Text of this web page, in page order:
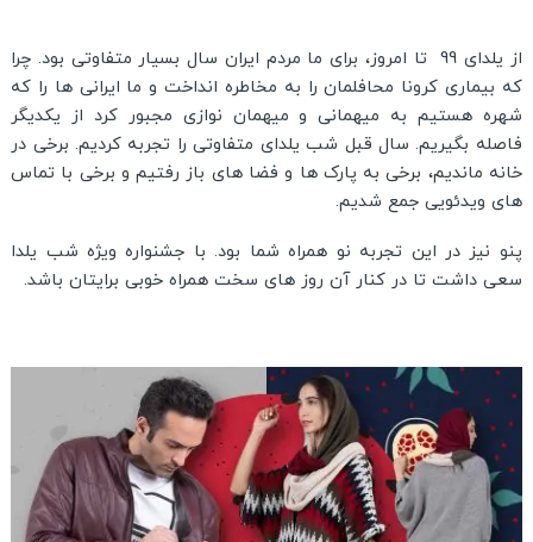
از یلدای 99 تا امروز، برای ما مردم ایران سال بسیار متفاوتی بود. چرا
که بیماری کرونا محافلمان را به مخاطره انداخت و ما ایرانی ها را که
شهره هستیم به میهمانی و میهمان نوازی مجبور کرد از یکدیگر
فاصله بگیریم. سال قبل شب یلدای متفاوتی را تجربه کردیم. برخی در
خانه ماندیم، برخی به پارک ها و فضا های باز رفتیم و برخی با تماس
های ویدئویی جمع شدیم.
پنو نیز در این تجربه نو همراه شما بود. با جشنواره ویژه شب یلدا
سعی داشت تا در کنار آن روز های سخت همراه خوبی برایتان باشد.